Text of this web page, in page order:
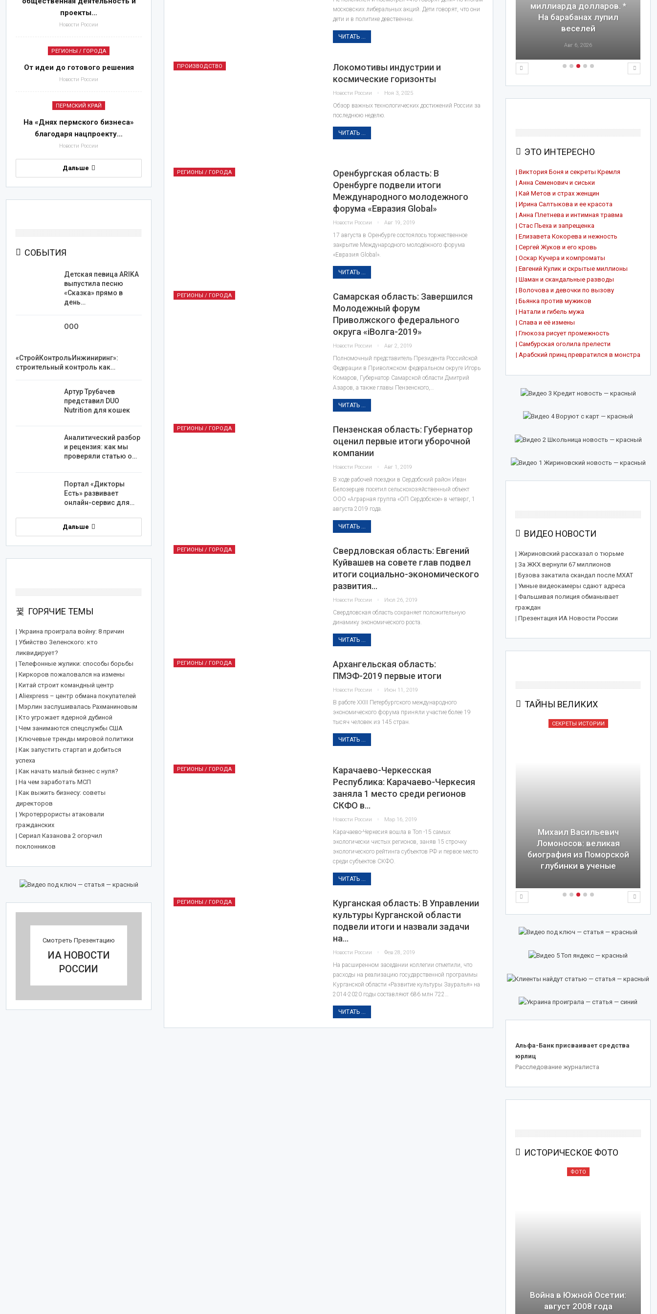
московских либеральных акций. Дети говорят, что они
дети и в политике девственны.
ЧИТАТЬ ...
ПРОИЗВОДСТВО
Локомотивы индустрии и
космические горизонты
Новости России Ноя 3, 2025
Обзор важных технологических достижений России за
последнюю неделю.
ЧИТАТЬ ...
РЕГИОНЫ / ГОРОДА
Оренбургская область: В
Оренбурге подвели итоги
Международного молодежного
форума «Евразия Global»
Новости России Авг 19, 2019
17 августа в Оренбурге состоялось торжественное
закрытие Международного молодёжного форума
«Евразия Global».
ЧИТАТЬ ...
РЕГИОНЫ / ГОРОДА
Самарская область: Завершился
Молодежный форум
Приволжского федерального
округа «iВолга-2019»
Новости России Авг 2, 2019
Полномочный представитель Президента Российской
Федерации в Приволжском федеральном округе Игорь
Комаров, Губернатор Самарской области Дмитрий
Азаров, а также главы Пензенского,…
ЧИТАТЬ ...
РЕГИОНЫ / ГОРОДА
Пензенская область: Губернатор
оценил первые итоги уборочной
компании
Новости России Авг 1, 2019
В ходе рабочей поездки в Сердобский район Иван
Белозерцев посетил сельскохозяйственный объект
ООО «Аграрная группа «ОП Сердобское» в четверг, 1
августа 2019 года.
ЧИТАТЬ ...
РЕГИОНЫ / ГОРОДА
Свердловская область: Евгений
Куйвашев на совете глав подвел
итоги социально-экономического
развития…
Новости России Июл 26, 2019
Свердловская область сохраняет положительную
динамику экономического роста.
ЧИТАТЬ ...
РЕГИОНЫ / ГОРОДА
Архангельская область:
ПМЭФ-2019 первые итоги
Новости России Июн 11, 2019
В работе XXIII Петербургского международного
экономического форума приняли участие более 19
тысяч человек из 145 стран.
ЧИТАТЬ ...
РЕГИОНЫ / ГОРОДА
Карачаево-Черкесская
Республика: Карачаево-Черкесия
заняла 1 место среди регионов
СКФО в…
Новости России Мар 16, 2019
Карачаево-Черкесия вошла в Топ -15 самых
экологически чистых регионов, заняв 15 строчку
экологического рейтинга субъектов РФ и первое место
среди субъектов СКФО.
ЧИТАТЬ ...
РЕГИОНЫ / ГОРОДА
Курганская область: В Управлении
культуры Курганской области
подвели итоги и назвали задачи
на…
Новости России Фев 28, 2019
На расширенном заседании коллегии отметили, что
расходы на реализацию государственной программы
Курганской области «Развитие культуры Зауралья» на
2014-2020 годы составляют 686 млн 722…
ЧИТАТЬ ...
мессенджера стали
* Образец бездарной
траты военного
заявление о похищении
детей. * Мерзавец
миллиарда долларов. *
На барабанах лупил
веселей
Авг 6, 2026
ЭТО ИНТЕРЕСНО
| Виктория Боня и секреты Кремля
| Анна Семенович и сиськи
| Кай Метов и страх женщин
| Ирина Салтыкова и ее красота
| Анна Плетнева и интимная травма
| Стас Пьеха и запрещенка
| Елизавета Кокорева и нежность
| Сергей Жуков и его кровь
| Оскар Кучера и компроматы
| Евгений Кулик и скрытые миллионы
| Шаман и скандальные разводы
| Волочова и девочки по вызову
| Бьянка против мужиков
| Натали и гибель мужа
| Слава и её измены
| Глюкоза рисует промежность
| Самбурская оголила прелести
| Арабский принц превратился в монстра
ВИДЕО НОВОСТИ
| Жириновский рассказал о тюрьме
| За ЖКХ вернули 67 миллионов
| Бузова закатила скандал после МХАТ
| Умные видеокамеры сдают адреса
| Фальшивая полиция обманывает
граждан
| Презентация ИА Новости России
ТАЙНЫ ВЕЛИКИХ
великой русской княгини
Исаак Ньютон: алхимия,
склоки и тайные
рукописи. Что скрывает
биография ученого?
Лев Николаевич Толстой:
биография от войны до
СЕКРЕТЫ ИСТОРИИ
Михаил Васильевич
Ломоносов: великая
биография из Поморской
глубинки в ученые
Альфа-Банк присваивает средства
юрлиц
Расследование журналиста
ИСТОРИЧЕСКОЕ ФОТО
ФОТО
Война в Южной Осетии:
август 2008 года
проекты…
Новости России
РЕГИОНЫ / ГОРОДА
От идеи до готового решения
Новости России
ПЕРМСКИЙ КРАЙ
На «Днях пермского бизнеса»
благодаря нацпроекту…
Новости России
Дальше
СОБЫТИЯ
Детская певица ARIKA
выпустила песню
«Сказка» прямо в
день…
ООО
«СтройКонтрольИнжиниринг»:
строительный контроль как…
Артур Трубачев
представил DUO
Nutrition для кошек
Аналитический разбор
и рецензия: как мы
проверяли статью о…
Портал «Дикторы
Есть» развивает
онлайн-сервис для…
Дальше
ГОРЯЧИЕ ТЕМЫ
| Украина проиграла войну: 8 причин
| Убийство Зеленского: кто
ликвидирует?
| Телефонные жулики: способы борьбы
| Киркоров пожаловался на измены
| Китай строит командный центр
| Aliexpress – центр обмана покупателей
| Мэрлин заслушивалась Рахманиновым
| Кто угрожает ядерной дубиной
| Чем занимаются спецслужбы США
| Ключевые тренды мировой политики
| Как запустить стартап и добиться
успеха
| Как начать малый бизнес с нуля?
| На чем заработать МСП
| Как выжить бизнесу: советы
директоров
| Укротеррористы атаковали
гражданских
| Сериал Казанова 2 огорчил
поклонников
Смотреть Презентацию
ИА НОВОСТИ
РОССИИ